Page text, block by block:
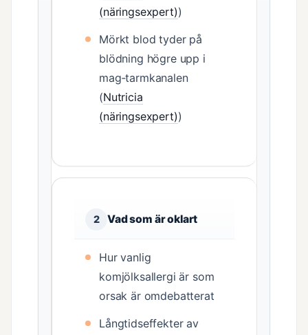
(näringsexpert))
Mörkt blod tyder på
blödning högre upp i
mag‑tarmkanalen
(Nutricia
(näringsexpert))
2 Vad som är oklart
Hur vanlig
komjölksallergi är som
orsak är omdebatterat
Långtidseffekter av